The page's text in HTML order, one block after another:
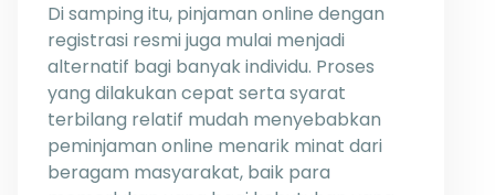
Di samping itu, pinjaman online dengan
registrasi resmi juga mulai menjadi
alternatif bagi banyak individu. Proses
yang dilakukan cepat serta syarat
terbilang relatif mudah menyebabkan
peminjaman online menarik minat dari
beragam masyarakat, baik para